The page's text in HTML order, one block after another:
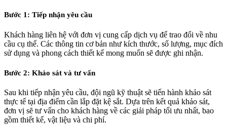
Bước 1: Tiếp nhận yêu cầu
Khách hàng liên hệ với đơn vị cung cấp dịch vụ để trao đổi về nhu
cầu cụ thể. Các thông tin cơ bản như kích thước, số lượng, mục đích
sử dụng và phong cách thiết kế mong muốn sẽ được ghi nhận.
Bước 2: Khảo sát và tư vấn
Sau khi tiếp nhận yêu cầu, đội ngũ kỹ thuật sẽ tiến hành khảo sát
thực tế tại địa điểm cần lắp đặt kệ sắt. Dựa trên kết quả khảo sát,
đơn vị sẽ tư vấn cho khách hàng về các giải pháp tối ưu nhất, bao
gồm thiết kế, vật liệu và chi phí.